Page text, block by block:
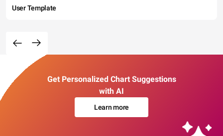
User Template
Get Personalized Chart Suggestions
with AI
Learn more